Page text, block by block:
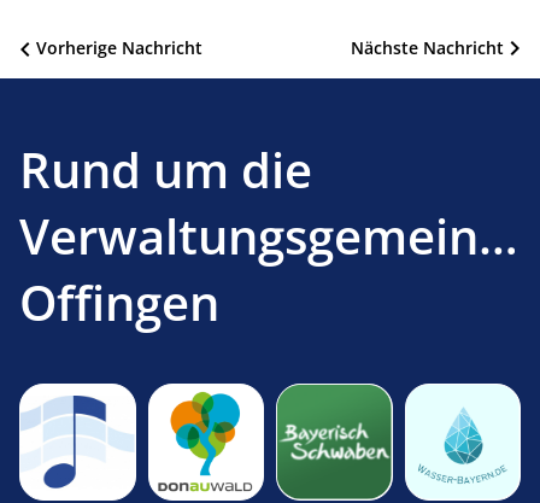
Beitragsnavigation Nächste Nachricht
Vorherige Nachricht
Rund um die
Offingen